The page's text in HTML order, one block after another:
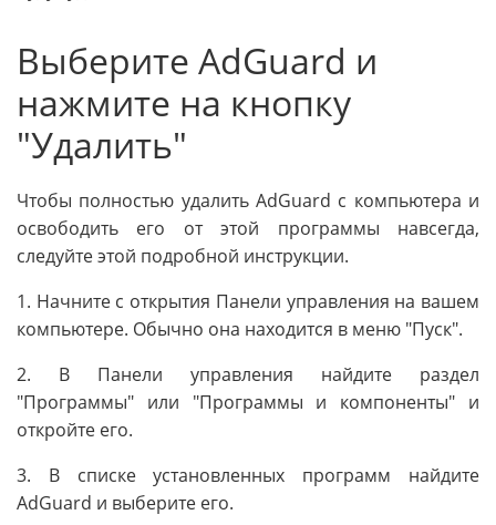
Выберите AdGuard и
нажмите на кнопку
"Удалить"
Чтобы полностью удалить AdGuard с компьютера и
освободить его от этой программы навсегда,
следуйте этой подробной инструкции.
1. Начните с открытия Панели управления на вашем
компьютере. Обычно она находится в меню "Пуск".
2. В Панели управления найдите раздел
"Программы" или "Программы и компоненты" и
откройте его.
3. В списке установленных программ найдите
AdGuard и выберите его.